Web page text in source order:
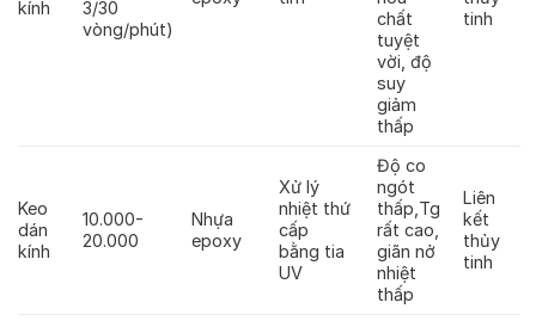
kính
3/30
vòng/phút)
chất
tuyệt
vời, độ
suy
giảm
thấp
tinh
Keo
dán
kính
10.000-
20.000
Nhựa
epoxy
Xử lý
nhiệt thứ
cấp
bằng tia
UV
Độ co
ngót
thấp,Tg
rất cao,
giãn nở
nhiệt
thấp
Liên
kết
thủy
tinh